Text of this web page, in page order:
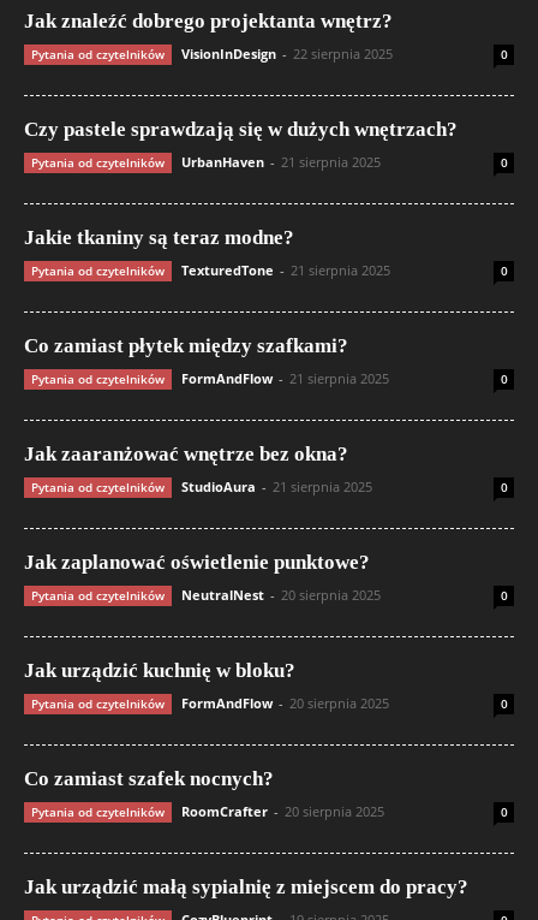
Jak znaleźć dobrego projektanta wnętrz?
Pytania od czytelników VisionInDesign - 22 sierpnia 2025 0
Czy pastele sprawdzają się w dużych wnętrzach?
Pytania od czytelników UrbanHaven - 21 sierpnia 2025 0
Jakie tkaniny są teraz modne?
Pytania od czytelników TexturedTone - 21 sierpnia 2025 0
Co zamiast płytek między szafkami?
Pytania od czytelników FormAndFlow - 21 sierpnia 2025 0
Jak zaaranżować wnętrze bez okna?
Pytania od czytelników StudioAura - 21 sierpnia 2025 0
Jak zaplanować oświetlenie punktowe?
Pytania od czytelników NeutralNest - 20 sierpnia 2025 0
Jak urządzić kuchnię w bloku?
Pytania od czytelników FormAndFlow - 20 sierpnia 2025 0
Co zamiast szafek nocnych?
Pytania od czytelników RoomCrafter - 20 sierpnia 2025 0
Jak urządzić małą sypialnię z miejscem do pracy?